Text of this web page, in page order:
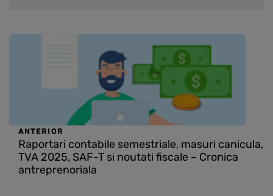
ANTERIOR
Raportari contabile semestriale, masuri canicula,
TVA 2025, SAF-T si noutati fiscale – Cronica
antreprenoriala